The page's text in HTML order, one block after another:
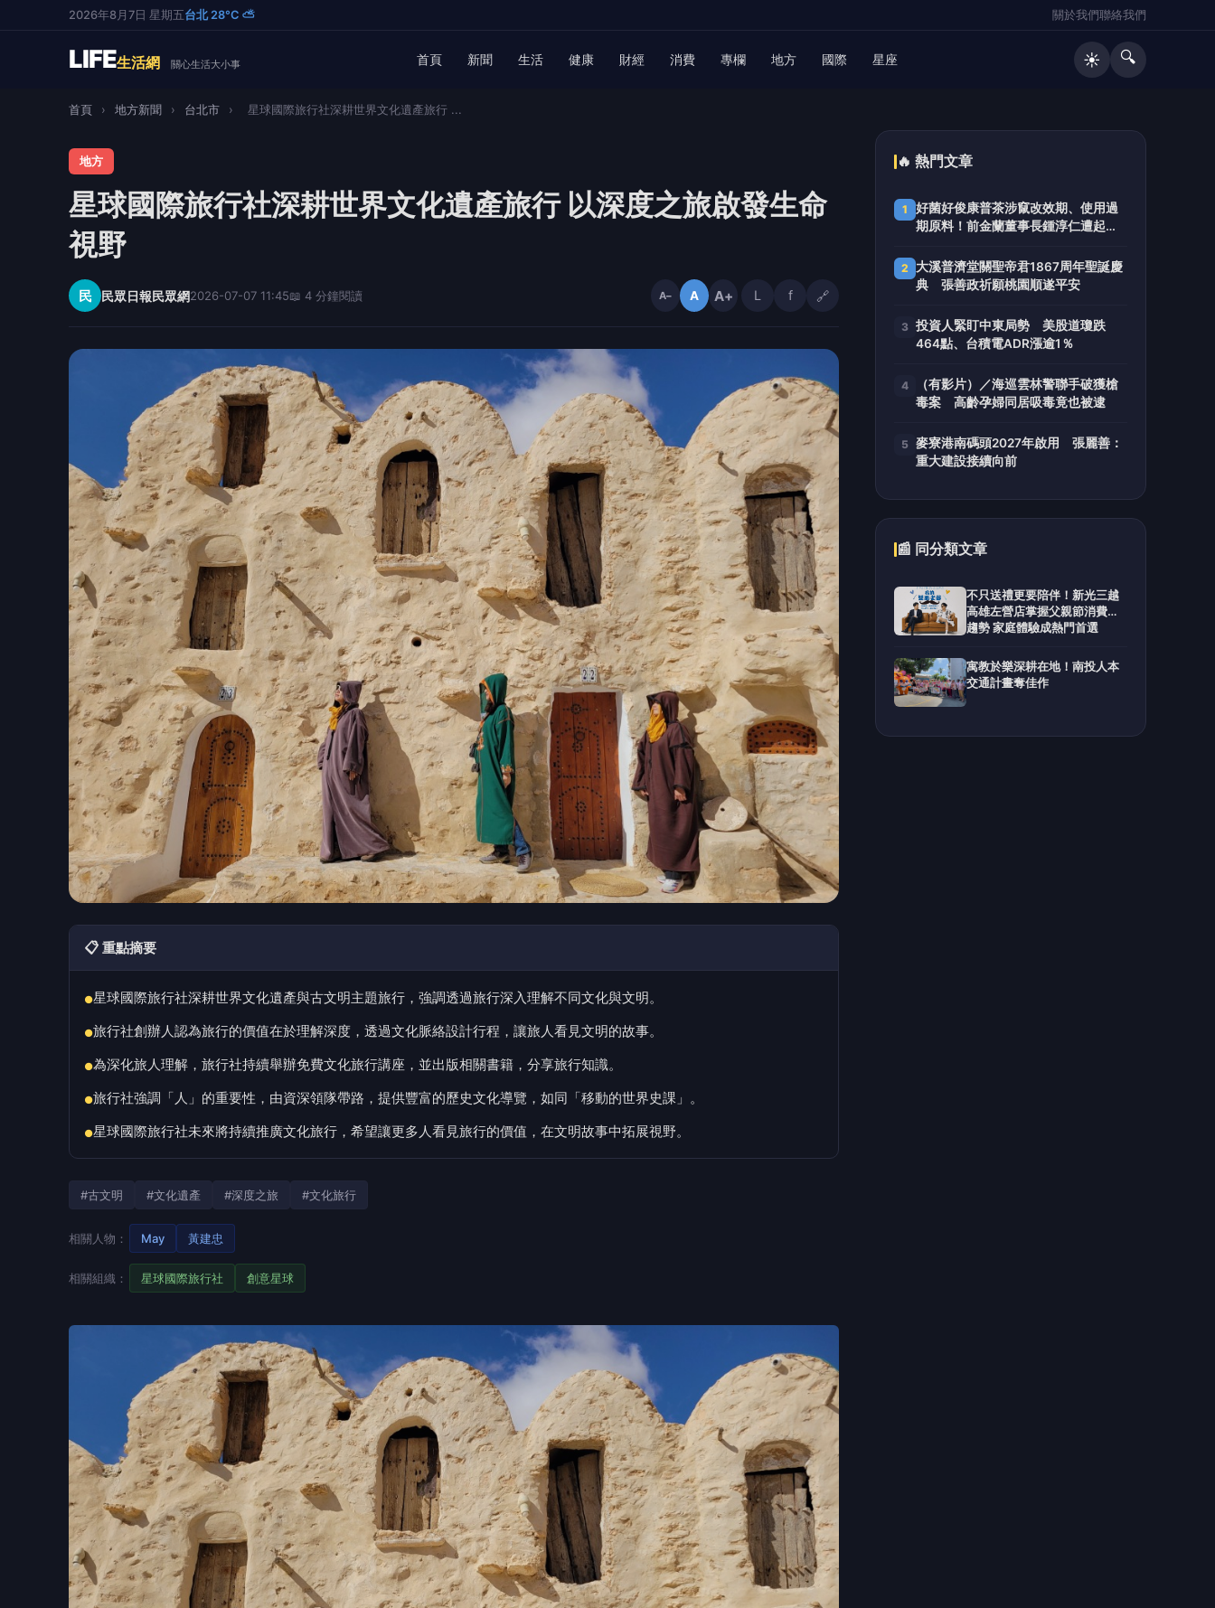
2026年8月7日 星期五台北 28°C ⛅ 關於我們聯絡我們
LIFE生活網 關心生活大小事 首頁 新聞 生活 健康 財經 消費 專欄 地方 國際 星座 ☀️ 🔍
首頁 › 地方新聞 › 台北市 › 星球國際旅行社深耕世界文化遺產旅行 ...
地方
星球國際旅行社深耕世界文化遺產旅行 以深度之旅啟發生命
視野
民 民眾日報民眾網2026-07-07 11:45📖 4 分鐘閱讀 A− A A+ L f 🔗
📋 重點摘要
●星球國際旅行社深耕世界文化遺產與古文明主題旅行，強調透過旅行深入理解不同文化與文明。
●旅行社創辦人認為旅行的價值在於理解深度，透過文化脈絡設計行程，讓旅人看見文明的故事。
●為深化旅人理解，旅行社持續舉辦免費文化旅行講座，並出版相關書籍，分享旅行知識。
●旅行社強調「人」的重要性，由資深領隊帶路，提供豐富的歷史文化導覽，如同「移動的世界史課」。
●星球國際旅行社未來將持續推廣文化旅行，希望讓更多人看見旅行的價值，在文明故事中拓展視野。
#古文明 #文化遺產 #深度之旅 #文化旅行
相關人物： May 黃建忠
相關組織： 星球國際旅行社 創意星球
🔥 熱門文章
1
好菌好俊康普茶涉竄改效期、使用過
期原料！前金蘭董事長鍾淳仁遭起
元犯罪所得
2
大溪普濟堂關聖帝君1867周年聖誕慶
典 張善政祈願桃園順遂平安
3 投資人緊盯中東局勢 美股道瓊跌
464點、台積電ADR漲逾1％
4
（有影片）／海巡雲林警聯手破獲槍
毒案 高齡孕婦同居吸毒竟也被逮
5 麥寮港南碼頭2027年啟用 張麗善：
重大建設接續向前
📰 同分類文章
不只送禮更要陪伴！新光三越
高雄左營店掌握父親節消費新
趨勢 家庭體驗成熱門首選
寓教於樂深耕在地！南投人本
交通計畫奪佳作